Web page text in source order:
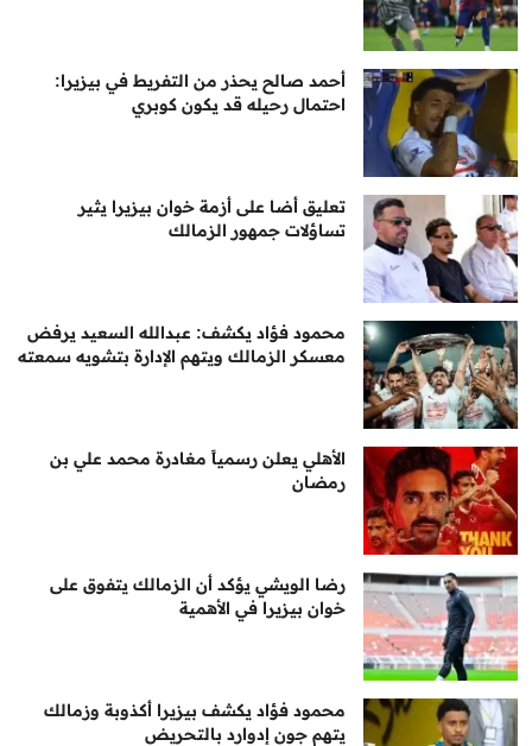
أحمد صالح يحذر من التفريط في بيزيرا:
احتمال رحيله قد يكون كوبري
تعليق أضا على أزمة خوان بيزيرا يثير
تساؤلات جمهور الزمالك
محمود فؤاد يكشف: عبدالله السعيد يرفض
معسكر الزمالك ويتهم الإدارة بتشويه سمعته
الأهلي يعلن رسمياً مغادرة محمد علي بن
رمضان
رضا الويشي يؤكد أن الزمالك يتفوق على
خوان بيزيرا في الأهمية
محمود فؤاد يكشف بيزيرا أكذوبة وزمالك
يتهم جون إدوارد بالتحريض